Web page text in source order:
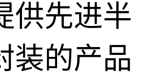
供先进半
装的产品